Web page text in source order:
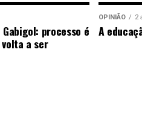
processo é
a ser
OPINIÃO 2
A